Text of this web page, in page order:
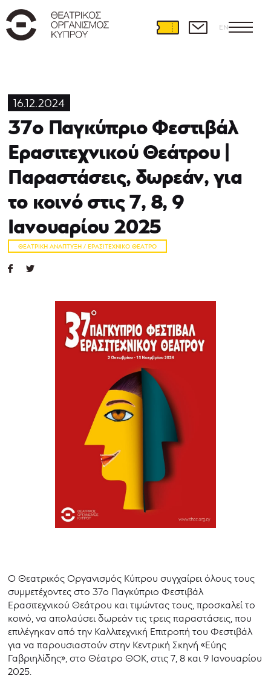
EN
16.12.2024
37ο Παγκύπριο Φεστιβάλ
Ερασιτεχνικού Θεάτρου |
Παραστάσεις, δωρεάν, για
το κοινό στις 7, 8, 9
Ιανουαρίου 2025
ΘΕΑΤΡΙΚΉ ΑΝΆΠΤΥΞΗ / ΕΡΑΣΙΤΕΧΝΙΚΌ ΘΈΑΤΡΟ
O Θεατρικός Οργανισμός Κύπρου συγχαίρει όλους τους
συμμετέχοντες στο 37ο Παγκύπριο Φεστιβάλ
Ερασιτεχνικού Θεάτρου και τιμώντας τους, προσκαλεί το
κοινό, να απολαύσει δωρεάν τις τρεις παραστάσεις, που
επιλέγηκαν από την Καλλιτεχνική Επιτροπή του Φεστιβάλ
για να παρουσιαστούν στην Κεντρική Σκηνή «Εύης
Γαβριηλίδης», στο Θέατρο ΘΟΚ, στις 7, 8 και 9 Ιανουαρίου
2025.